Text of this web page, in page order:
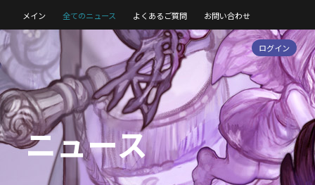
メイン 全てのニュース よくあるご質問 お問い合わせ
ログイン
ニュース